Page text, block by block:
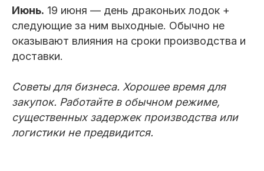
Июнь. 19 июня — день драконьих лодок +
следующие за ним выходные. Обычно не
оказывают влияния на сроки производства и
доставки.
Советы для бизнеса. Хорошее время для
закупок. Работайте в обычном режиме,
существенных задержек производства или
логистики не предвидится.